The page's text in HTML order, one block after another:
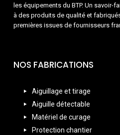
les équipements du BTP. Un savoir-
à des produits de qualité et
premières issues de fournisseurs
NOS FABRICATIONS
Aiguillage et tirage
Aiguille détectable
Matériel de curage
Protection chantier